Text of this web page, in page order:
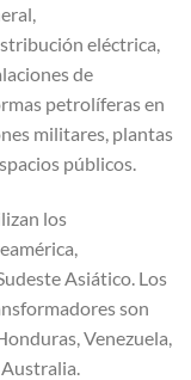
eléctrica,
de
petrolíferas en
militares, plantas
públicos.
los
Asiático. Los
son
Venezuela,